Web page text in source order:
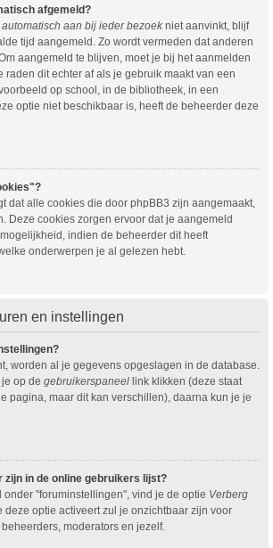
afgemeld?
aan bij ieder bezoek niet aanvinkt, blijf
tijd aangemeld. Zo wordt vermeden dat anderen
aangemeld te blijven, moet je bij het aanmelden
raden dit echter af als je gebruik maakt van een
op school, in de bibliotheek, in een
optie niet beschikbaar is, heeft de beheerder deze
dat alle cookies die door phpBB3 zijn aangemaakt,
Deze cookies zorgen ervoor dat je aangemeld
indien de beheerder dit heeft
onderwerpen je al gelezen hebt.
en instellingen
worden al je gegevens opgeslagen in de database.
op de gebruikerspaneel link klikken (deze staat
pagina, maar dit kan verschillen), daarna kun je je
zijn in de online gebruikers lijst?
onder "foruminstellingen", vind je de optie Verberg
deze optie activeert zul je onzichtbaar zijn voor
moderators en jezelf.